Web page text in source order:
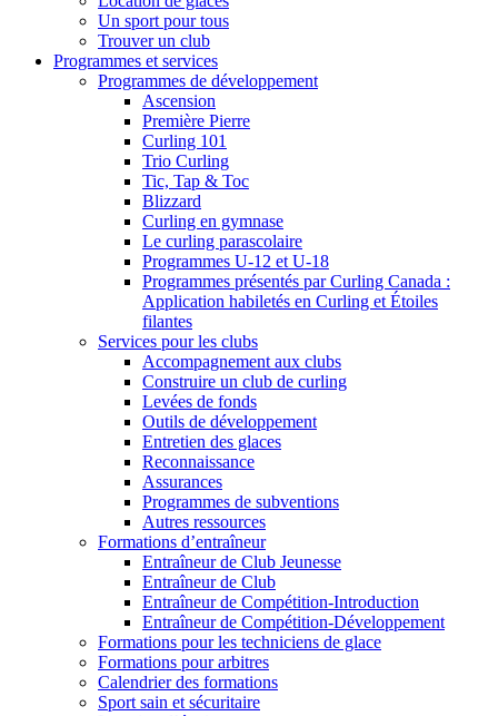
Un sport pour tous
Trouver un club
Programmes et services
Programmes de développement
Ascension
Première Pierre
Curling 101
Trio Curling
Tic, Tap & Toc
Blizzard
Curling en gymnase
Le curling parascolaire
Programmes U-12 et U-18
Programmes présentés par Curling Canada :
Application habiletés en Curling et Étoiles
filantes
Services pour les clubs
Accompagnement aux clubs
Construire un club de curling
Levées de fonds
Outils de développement
Entretien des glaces
Reconnaissance
Assurances
Programmes de subventions
Autres ressources
Formations d’entraîneur
Entraîneur de Club Jeunesse
Entraîneur de Club
Entraîneur de Compétition-Introduction
Entraîneur de Compétition-Développement
Formations pour les techniciens de glace
Formations pour arbitres
Calendrier des formations
Sport sain et sécuritaire